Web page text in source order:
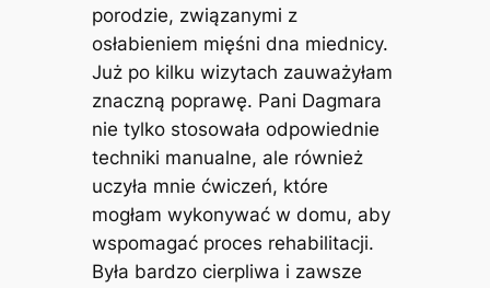
porodzie, związanymi z
osłabieniem mięśni dna miednicy.
Już po kilku wizytach zauważyłam
znaczną poprawę. Pani Dagmara
nie tylko stosowała odpowiednie
techniki manualne, ale również
uczyła mnie ćwiczeń, które
mogłam wykonywać w domu, aby
wspomagać proces rehabilitacji.
Była bardzo cierpliwa i zawsze